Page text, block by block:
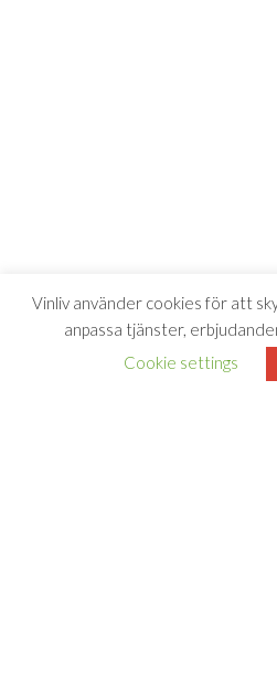
Vinliv använder cookies för att
anpassa tjänster,
Cookie settings